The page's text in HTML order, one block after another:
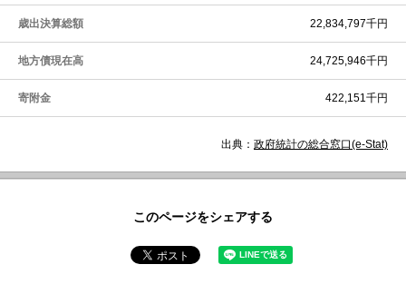
歳出決算総額 22,834,797千円
地方債現在高 24,725,946千円
寄附金 422,151千円
出典： 政府統計の総合窓口(e-Stat)
このページをシェアする